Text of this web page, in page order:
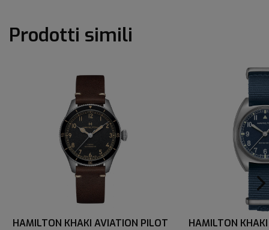
Prodotti simili
HAMILTON KHAKI AVIATION PILOT
HAMILTON